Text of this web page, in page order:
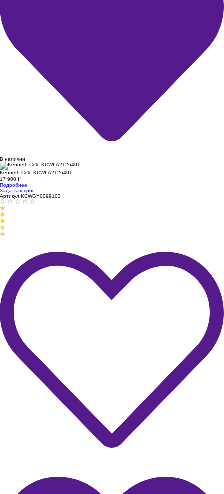
В наличии
Kenneth Cole KCWLA2126401
17 900 ₽
Подробнее
Задать вопрос
Артикул KCWGY0099103